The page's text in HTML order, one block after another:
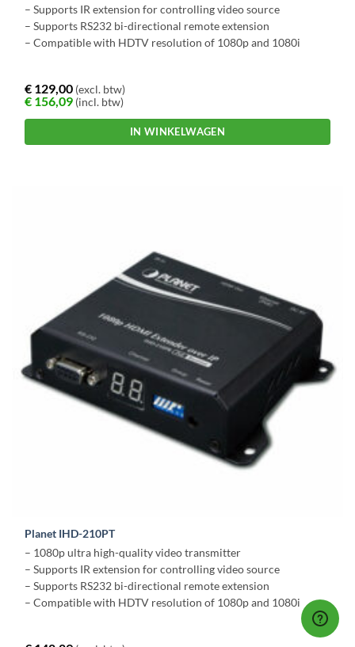
– Supports IR extension for controlling video source
– Supports RS232 bi-directional remote extension
– Compatible with HDTV resolution of 1080p and 1080i
€ 129,00 (excl. btw)
€ 156,09 (incl. btw)
IN WINKELWAGEN
Planet IHD-210PT
– 1080p ultra high-quality video transmitter
– Supports IR extension for controlling video source
– Supports RS232 bi-directional remote extension
– Compatible with HDTV resolution of 1080p and 1080i